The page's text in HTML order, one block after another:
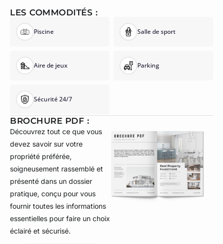
LES COMMODITÉS :
Piscine Salle de sport
Aire de jeux Parking
Sécurité 24/7
BROCHURE PDF :
Découvrez tout ce que vous
devez savoir sur votre
propriété préférée,
soigneusement rassemblé et
présenté dans un dossier
pratique, conçu pour vous
fournir toutes les informations
essentielles pour faire un choix
éclairé et sécurisé.